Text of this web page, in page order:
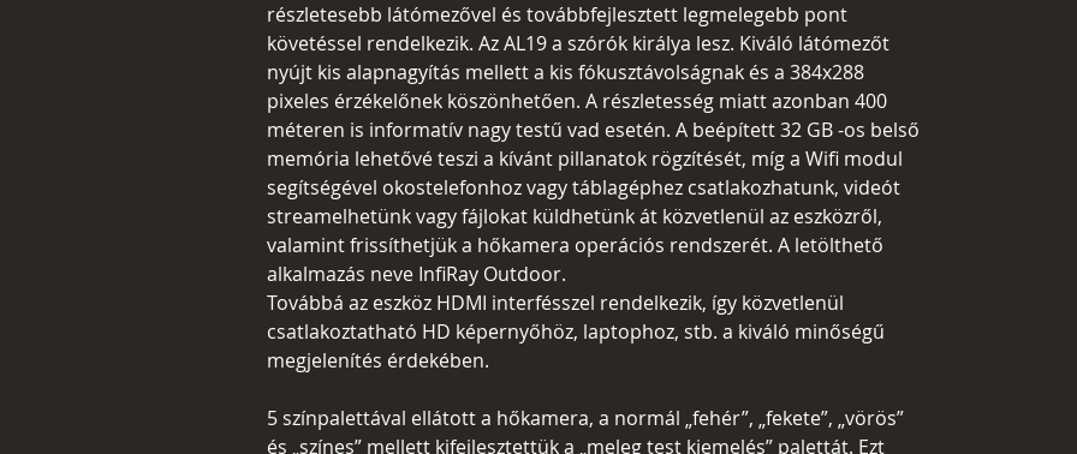
részletesebb látómezővel és továbbfejlesztett legmelegebb pont
követéssel rendelkezik. Az AL19 a szórók királya lesz. Kiváló látómezőt
nyújt kis alapnagyítás mellett a kis fókusztávolságnak és a 384x288
pixeles érzékelőnek köszönhetően. A részletesség miatt azonban 400
méteren is informatív nagy testű vad esetén. A beépített 32 GB -os belső
memória lehetővé teszi a kívánt pillanatok rögzítését, míg a Wifi modul
segítségével okostelefonhoz vagy táblagéphez csatlakozhatunk, videót
streamelhetünk vagy fájlokat küldhetünk át közvetlenül az eszközről,
valamint frissíthetjük a hőkamera operációs rendszerét. A letölthető
alkalmazás neve InfiRay Outdoor.
Továbbá az eszköz HDMI interfésszel rendelkezik, így közvetlenül
csatlakoztatható HD képernyőhöz, laptophoz, stb. a kiváló minőségű
megjelenítés érdekében.
5 színpalettával ellátott a hőkamera, a normál „fehér”, „fekete”, „vörös”
és „színes” mellett kifejlesztettük a „meleg test kiemelés” palettát. Ezt